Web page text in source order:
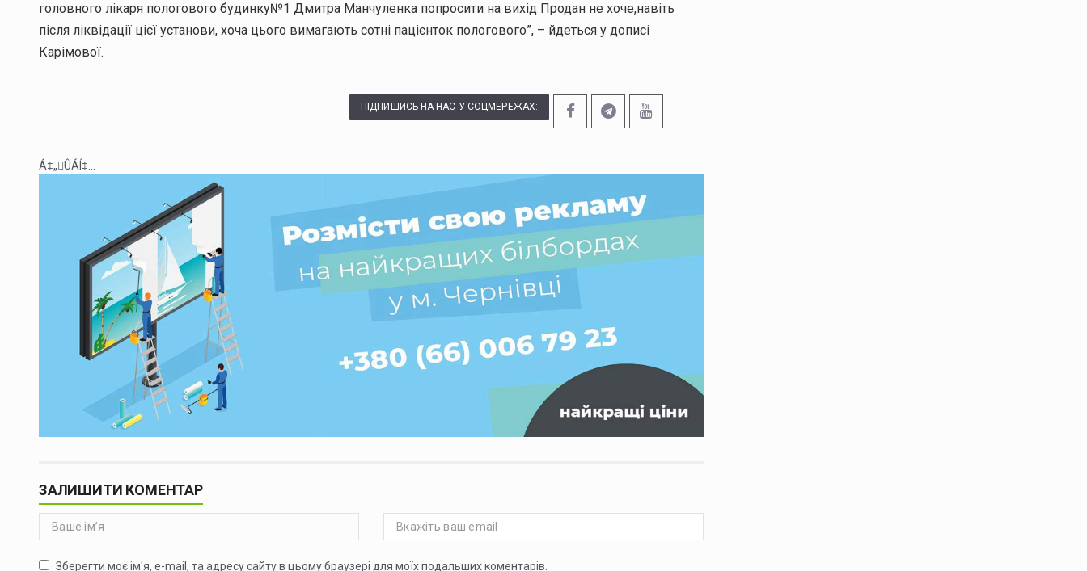
головного лікаря пологового будинку№1 Дмитра Манчуленка попросити на вихід Продан не хоче,навіть
після ліквідації цієї установи, хоча цього вимагають сотні пацієнток пологового”, – йдеться у дописі
Карімової.
ПІДПИШИСЬ НА НАС У СОЦМЕРЕЖАХ:
Á‡„ÛÁÍ‡...
ЗАЛИШИТИ КОМЕНТАР
Зберегти моє ім'я, e-mail, та адресу сайту в цьому браузері для моїх подальших коментарів.